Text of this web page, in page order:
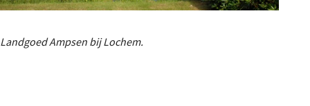
Landgoed Ampsen bij Lochem.